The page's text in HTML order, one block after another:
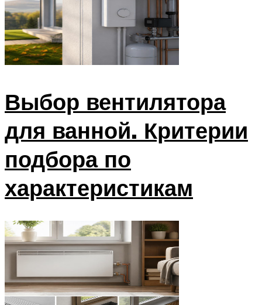
Выбор вентилятора
для ванной. Критерии
подбора по
характеристикам